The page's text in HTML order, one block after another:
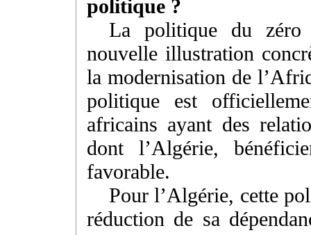
politique ?
La politique du zéro
nouvelle illustration
la modernisation de
politique est
africains ayant des
dont l’Algérie,
favorable.
Pour l’Algérie, cette
réduction de sa